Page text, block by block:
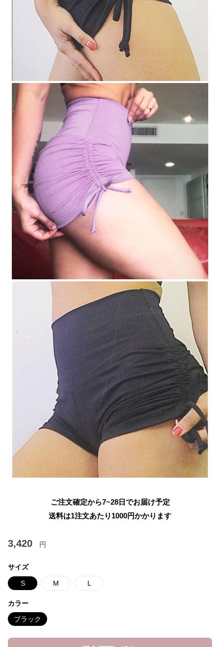
ご注文確定から7~28日でお届け予定
送料は1注文あたり 1000円かかります
3,420 円
サイズ
S M L
カラー
ブラック